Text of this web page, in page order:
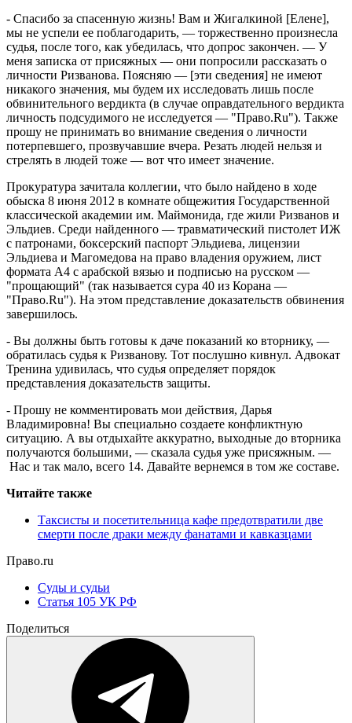
- Спасибо за спасенную жизнь! Вам и Жигалкиной [Елене],
мы не успели ее поблагодарить, — торжественно произнесла
судья, после того, как убедилась, что допрос закончен. — У
меня записка от присяжных — они попросили рассказать о
личности Ризванова. Поясняю — [эти сведения] не имеют
никакого значения, мы будем их исследовать лишь после
обвинительного вердикта (в случае оправдательного вердикта
личность подсудимого не исследуется — "Право.Ru"). Также
прошу не принимать во внимание сведения о личности
потерпевшего, прозвучавшие вчера. Резать людей нельзя и
стрелять в людей тоже — вот что имеет значение.
Прокуратура зачитала коллегии, что было найдено в ходе
обыска 8 июня 2012 в комнате общежития Государственной
классической академии им. Маймонида, где жили Ризванов и
Эльдиев. Среди найденного — травматический пистолет ИЖ
с патронами, боксерский паспорт Эльдиева, лицензии
Эльдиева и Магомедова на право владения оружием, лист
формата А4 с арабской вязью и подписью на русском —
"прощающий" (так называется сура 40 из Корана —
"Право.Ru"). На этом представление доказательств обвинения
завершилось.
- Вы должны быть готовы к даче показаний ко вторнику, —
обратилась судья к Ризванову. Тот послушно кивнул. Адвокат
Тренина удивилась, что судья определяет порядок
представления доказательств защиты.
- Прошу не комментировать мои действия, Дарья
Владимировна! Вы специально создаете конфликтную
ситуацию. А вы отдыхайте аккуратно, выходные до вторника
получаются большими, — сказала судья уже присяжным. —
Нас и так мало, всего 14. Давайте вернемся в том же составе.
Читайте также
Таксисты и посетительница кафе предотвратили две
смерти после драки между фанатами и кавказцами
Право.ru
Суды и судьи
Статья 105 УК РФ
Поделиться